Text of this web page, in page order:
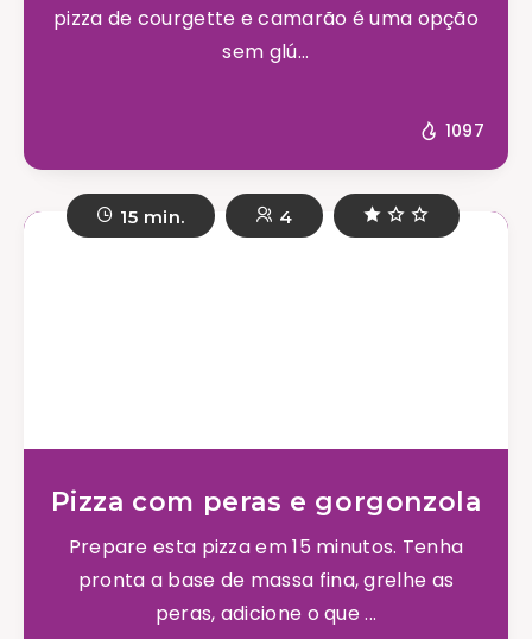
pizza de courgette e camarão é uma opção
sem glú...
1097
15 min. 4
Pizza com peras e gorgonzola
Prepare esta pizza em 15 minutos. Tenha
pronta a base de massa fina, grelhe as
peras, adicione o que ...